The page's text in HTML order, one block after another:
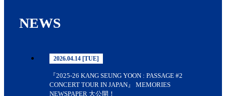
NEWS
2026.04.14 [TUE]
『2025-26 KANG SEUNG YOON : PASSAGE #2
CONCERT TOUR IN JAPAN』 MEMORIES
NEWSPAPER 大公開！